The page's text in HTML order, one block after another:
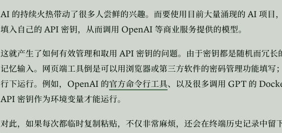
AI 的持续火热带动了很多人尝鲜的兴趣。而要使用目前大量涌现的 AI 项目
填入自己的 API 密钥，从而调用 OpenAI 等商业服务提供的模型。
这就产生了如何有效管理和取用 API 密钥的问题。由于密钥都是随机而冗
记忆输入。网页端工具倒是可以用浏览器或第三方软件的密码管理功能填写
行下运行。例如， OpenAI 的官方命令行工具、以及很多调用 GPT 的
API 密钥作为环境变量才能运行。
对此，如果每次都临时复制粘贴，不仅非常麻烦，还会在终端历史记录中留